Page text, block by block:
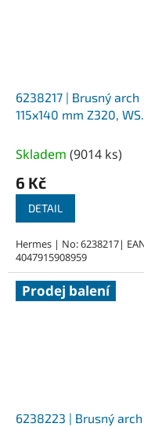
6238217 | Brusný arch
115x140 mm Z320, WS
Skladem (9014 ks)
6 Kč
DETAIL
Hermes | No: 6238217|
4047915908959
Prodej balení
6238223 | Brusný arch